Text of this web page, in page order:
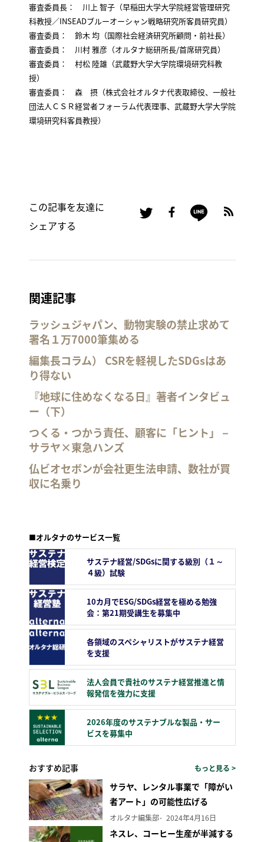
審査委員長： 川上 智子（早稲田大学大学院経営管理研究
科教授／INSEADブルーオーシャン戦略研究所客員研究員）
審査委員： 鈴木 均（国際社会経済研究所顧問・前社長）
審査委員： 川村 雅彦（オルタナ総研所長/首席研究員）
審査委員： 村松 陸雄（武蔵野大学大学院環境研究科教
授）
審査委員： 森 摂（株式会社オルタナ代表取締役、一般社
団法人ＣＳＲ経営者フォーラム代表理事、武蔵野大学大学院
環境研究科客員教授）
この記事を友達に
シェアする
関連記事
ラッシュジャパン、動物実験の禁止求めて
署名１万7000筆集める
編集長コラム） CSRを軽視したSDGsはあ
り得ない
『地球に住めなくなる日』著者インタビュ
ー（下）
つくる・つかう責任、顧客に「ヒント」－
サラヤ×東急ハンズ
仏ビオセボンが会社更生法申請、数社が買
収に名乗り
■オルタナのサービス一覧
サステナ経営/SDGsに関する級別（１～
４級）試験
10カ月でESG/SDGs経営を極める勉強
会：第21期受講生を募集中
各領域のスペシャリストがサステナ経営
を支援
法人会員で貴社のサステナ経営推進と情
報発信を強力に支援
2026年度のサステナブルな製品・サー
ビスを募集中
おすすめ記事 もっと見る >
サラヤ、レンタル事業で「障がい
者アート」の可能性広げる
オルタナ編集部 2024年4月16日
ネスレ、コーヒー生産が半減する